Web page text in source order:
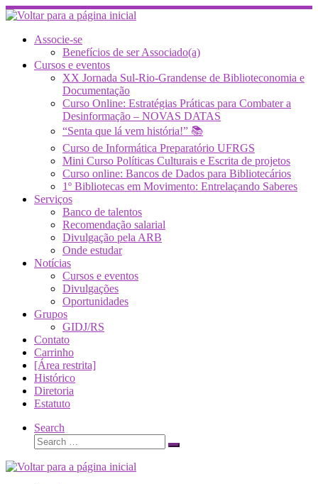
Skip
to
contentAssocie-se
Benefícios de ser Associado(a)
Cursos e eventos
XX Jornada Sul-Rio-Grandense de Biblioteconomia e
Documentação
Curso Online: Estratégias Práticas para Combater a
Desinformação – NOVAS DATAS
“Senta que lá vem história!” 📚
Curso de Informática Preparatório UFRGS
Mini Curso Políticas Culturais e Escrita de projetos
Curso online: Bancos de Dados para Bibliotecários
1º Bibliotecas em Movimento: Entrelaçando Saberes
Serviços
Banco de talentos
Recomendação salarial
Divulgação pela ARB
Onde estudar
Notícias
Cursos e eventos
Divulgações
Oportunidades
Grupos
GIDJ/RS
Contato
Carrinho
[Área restrita]
Histórico
Diretoria
Estatuto
Search
Search
Search